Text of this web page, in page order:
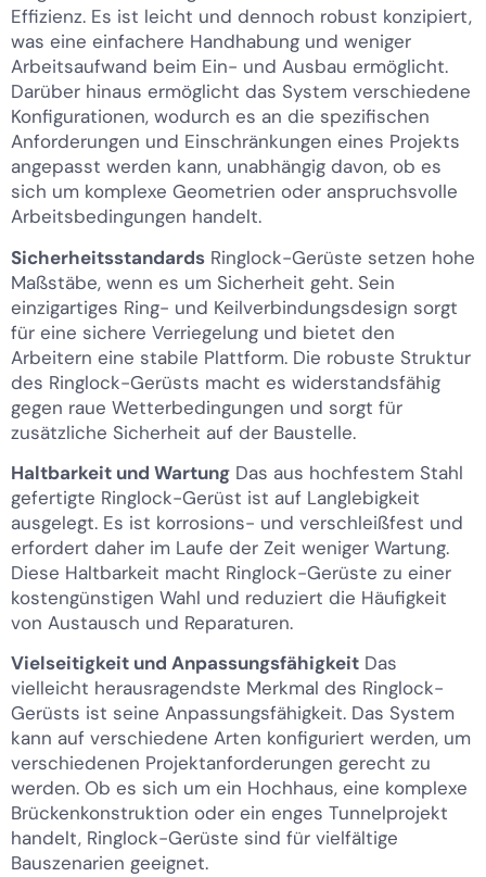
Effizienz. Es ist leicht und dennoch robust konzipiert,
was eine einfachere Handhabung und weniger
Arbeitsaufwand beim Ein- und Ausbau ermöglicht.
Darüber hinaus ermöglicht das System verschiedene
Konfigurationen, wodurch es an die spezifischen
Anforderungen und Einschränkungen eines Projekts
angepasst werden kann, unabhängig davon, ob es
sich um komplexe Geometrien oder anspruchsvolle
Arbeitsbedingungen handelt.
Sicherheitsstandards Ringlock-Gerüste setzen hohe
Maßstäbe, wenn es um Sicherheit geht. Sein
einzigartiges Ring- und Keilverbindungsdesign sorgt
für eine sichere Verriegelung und bietet den
Arbeitern eine stabile Plattform. Die robuste Struktur
des Ringlock-Gerüsts macht es widerstandsfähig
gegen raue Wetterbedingungen und sorgt für
zusätzliche Sicherheit auf der Baustelle.
Haltbarkeit und Wartung Das aus hochfestem Stahl
gefertigte Ringlock-Gerüst ist auf Langlebigkeit
ausgelegt. Es ist korrosions- und verschleißfest und
erfordert daher im Laufe der Zeit weniger Wartung.
Diese Haltbarkeit macht Ringlock-Gerüste zu einer
kostengünstigen Wahl und reduziert die Häufigkeit
von Austausch und Reparaturen.
Vielseitigkeit und Anpassungsfähigkeit Das
vielleicht herausragendste Merkmal des Ringlock-
Gerüsts ist seine Anpassungsfähigkeit. Das System
kann auf verschiedene Arten konfiguriert werden, um
verschiedenen Projektanforderungen gerecht zu
werden. Ob es sich um ein Hochhaus, eine komplexe
Brückenkonstruktion oder ein enges Tunnelprojekt
handelt, Ringlock-Gerüste sind für vielfältige
Bauszenarien geeignet.